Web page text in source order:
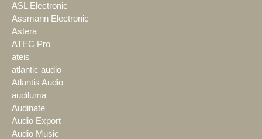
ASL Electronic
Assmann Electronic
Astera
ATEC Pro
ateis
atlantic audio
Atlantis Audio
audiluma
Audinate
Audio Export
Audio Music